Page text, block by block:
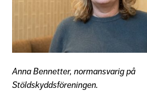
Anna Bennetter, normansvarig på
Stöldskyddsföreningen.